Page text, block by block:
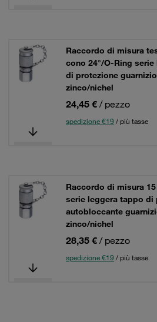
Raccordo di misura
cono 24°/O-Ring
di protezione
zinco/nichel
24,45 € / pezzo
spedizione €19 / più tasse
Raccordo di misura
serie leggera tappo di
autobloccante
zinco/nichel
28,35 € / pezzo
spedizione €19 / più tasse